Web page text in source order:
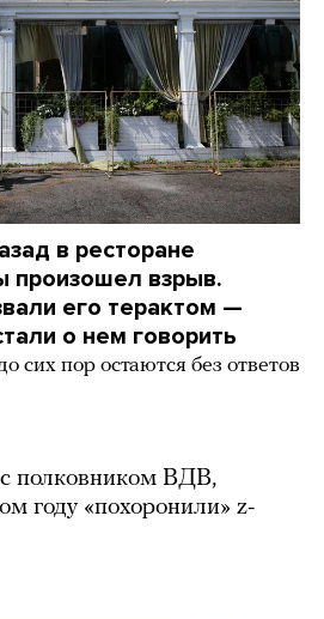
в ресторане
произошел взрыв.
его терактом —
о нем говорить
сих пор остаются без ответов
полковником ВДВ,
году «похоронили» z-